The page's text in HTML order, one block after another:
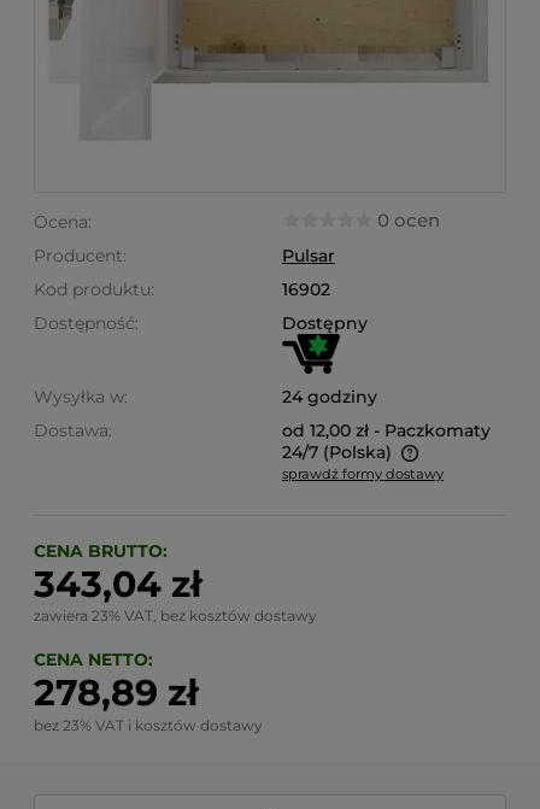
Ocena: 0 ocen
Producent:
Pulsar
Kod produktu:
16902
Dostępność:
Dostępny
Wysyłka w:
24 godziny
Dostawa:
od 12,00 zł - Paczkomaty
24/7 (Polska)
Cena nie zawiera ewentualnych kosztów płatności
sprawdź formy dostawy
CENA BRUTTO:
343,04 zł
zawiera 23% VAT, bez kosztów dostawy
CENA NETTO:
278,89 zł
bez 23% VAT i kosztów dostawy